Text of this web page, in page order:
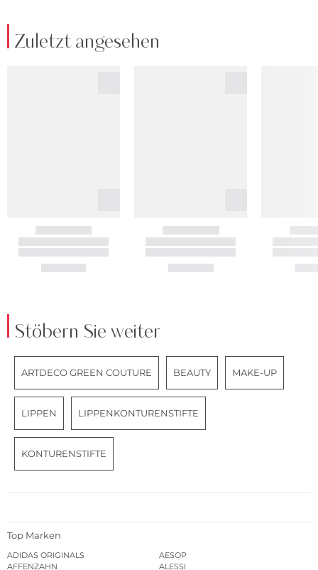
Zuletzt angesehen
Stöbern Sie weiter
ARTDECO GREEN COUTURE BEAUTY MAKE-UP
LIPPEN LIPPENKONTURENSTIFTE
KONTURENSTIFTE
Top Marken
ADIDAS ORIGINALS
AESOP
AFFENZAHN
ALESSI